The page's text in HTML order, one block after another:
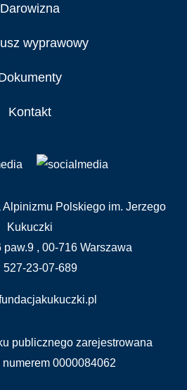
Darowizna
wyprawowy
Kontakt
Polskiego im. Jerzego
Kukuczki
paw.9 , 00-716 Warszawa
527-23-07-689
publicznego zarejestrowana
0000084062